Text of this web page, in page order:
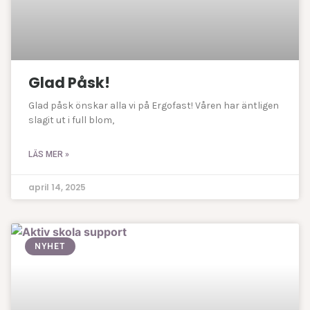
Glad Påsk!
Glad påsk önskar alla vi på Ergofast! Våren har äntligen
slagit ut i full blom,
LÄS MER »
april 14, 2025
NYHET